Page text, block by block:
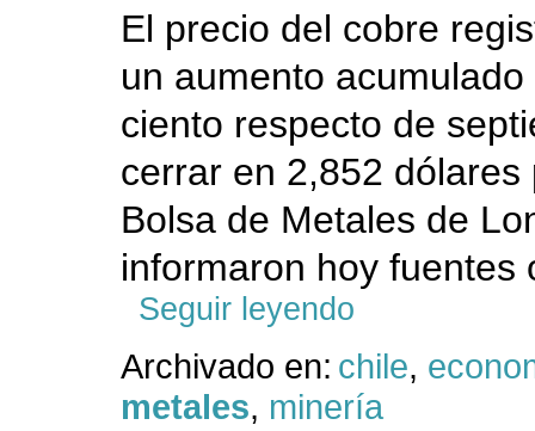
El precio del cobre
un aumento
ciento respecto de
cerrar en 2,852 dólares
Bolsa de Metales de
informaron hoy fuentes
Seguir leyendo
Archivado en: chile,
metales, minería